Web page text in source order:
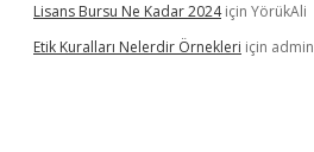
Lisans Bursu Ne Kadar 2024için YörükAli
Etik Kuralları Nelerdir Örnekleri için admin